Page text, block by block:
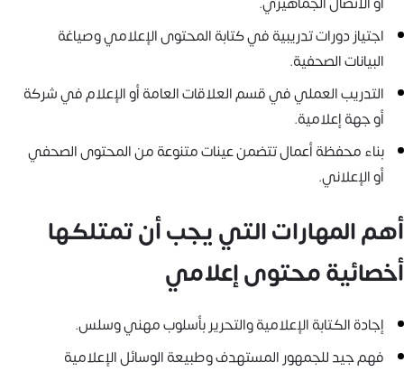
اجتياز دورات تدريبية في كتابة المحتوى الإعلامي وصياغة
البيانات الصحفية.
التدريب العملي في قسم العلاقات العامة أو الإعلام في شركة
أو جهة إعلامية.
بناء محفظة أعمال تتضمن عينات متنوعة من المحتوى الصحفي
أو الإعلاني.
أهم المهارات التي يجب أن تمتلكها
أخصائية محتوى إعلامي
إجادة الكتابة الإعلامية والتحرير بأسلوب مهني وسلس.
فهم جيد للجمهور المستهدف وطبيعة الوسائل الإعلامية